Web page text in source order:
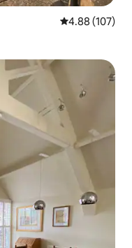
Ukadiriaji wa
4.88 (107)